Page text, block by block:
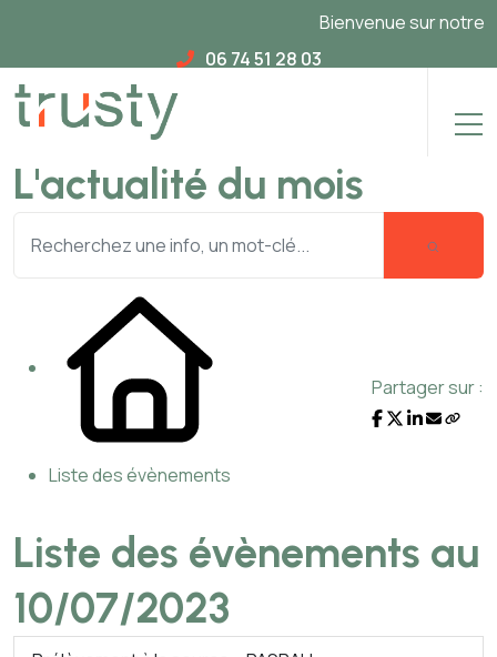
Bienvenue sur notre
06 74 51 28 03
L'actualité du mois
Liste des évènements
Partager sur :
Liste des évènements au
10/07/2023